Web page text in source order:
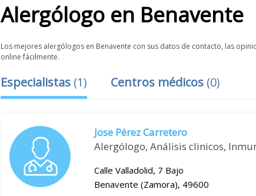
Alergólogo en Benavente
Los mejores alergólogos en Benavente con sus datos de contacto, las
online fácilmente.
Especialistas (1) Centros médicos (0)
Jose Pérez Carretero
Alergólogo, Análisis clinicos,
Calle Valladolid, 7 Bajo
Benavente (Zamora), 49600